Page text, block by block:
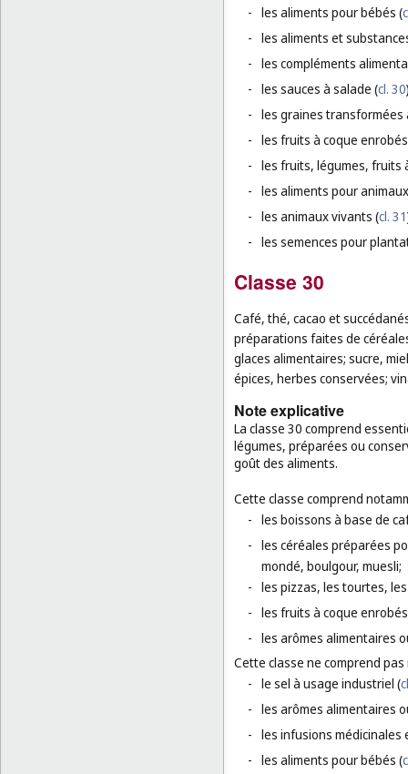
- les aliments pour bébés (
- les aliments et
- les compléments
- les sauces à salade (cl. 30
- les graines
- les fruits à coque
- les fruits, légumes, fruits
- les aliments pour
- les animaux vivants (cl. 31
- les semences pour
Classe 30
Café, thé, cacao et
préparations faites de
glaces alimentaires; sucre,
épices, herbes conservées;
Note explicative
La classe 30 comprend
légumes, préparées ou
goût des aliments.
Cette classe comprend
- les boissons à base de
- les céréales préparées
mondé, boulgour, muesli;
- les pizzas, les tourtes,
- les fruits à coque
- les arômes alimentaires
Cette classe ne comprend
- le sel à usage industriel (
- les arômes alimentaires
- les infusions médicinales
- les aliments pour bébés (